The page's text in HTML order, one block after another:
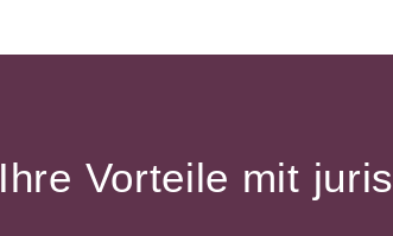
Ihre Vorteile mit juris